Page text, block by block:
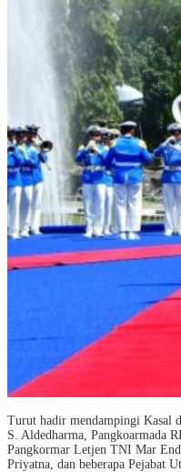
Turut hadir mendampingi Kasal
S. Aldedharma, Pangkoarmada
Pangkormar Letjen TNI Mar
Priyatna, dan beberapa Pejabat